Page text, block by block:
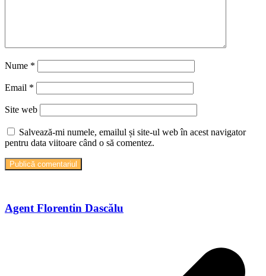
Nume *
Email *
Site web
Salvează-mi numele, emailul și site-ul web în acest navigator
pentru data viitoare când o să comentez.
Agent Florentin Dascălu